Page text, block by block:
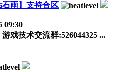
雨】支持合区
09:30
戏技术交流群:526044325 ...